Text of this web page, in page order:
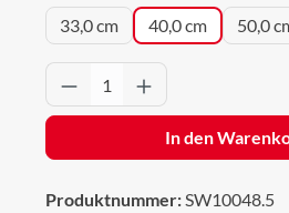
33,0 cm 40,0 cm 50,0
Produkt Anzahl: Gib
In den
Produktnummer:SW10048.5